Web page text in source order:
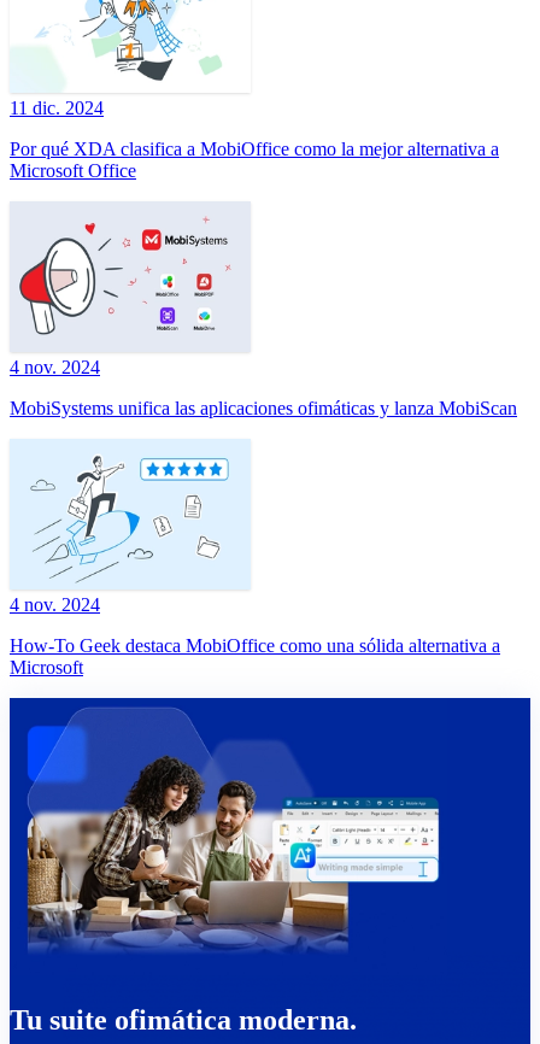
11 dic. 2024
Por qué XDA clasifica a MobiOffice como la mejor alternativa a
Microsoft Office
4 nov. 2024
MobiSystems unifica las aplicaciones ofimáticas y lanza MobiScan
4 nov. 2024
How-To Geek destaca MobiOffice como una sólida alternativa a
Microsoft
Tu suite ofimática moderna.